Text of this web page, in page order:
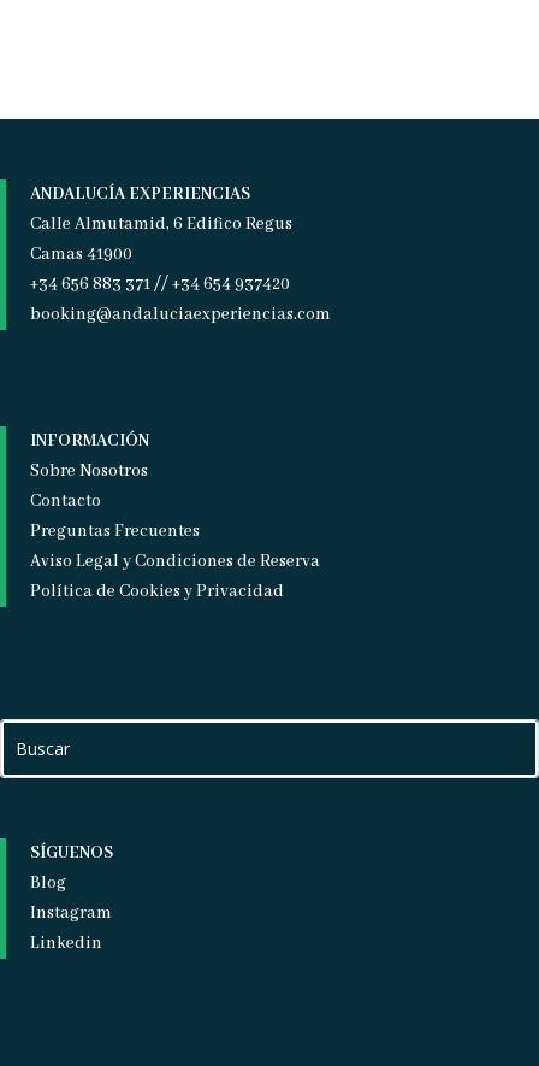
ANDALUCÍA EXPERIENCIAS
Calle Almutamid, 6 Edifico Regus
Camas 41900
+34 656 883 371 // +34 654 937420
booking@andaluciaexperiencias.com
INFORMACIÓN
Sobre Nosotros
Contacto
Preguntas Frecuentes
Aviso Legal y Condiciones de Reserva
Política de Cookies y Privacidad
SÍGUENOS
Blog
Instagram
Linkedin